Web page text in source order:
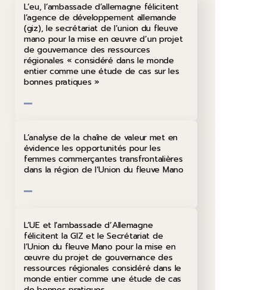
L’eu, l’ambassade d’allemagne félicitent
l’agence de développement allemande
(giz), le secrétariat de l’union du fleuve
mano pour la mise en œuvre d’un projet
de gouvernance des ressources
régionales « considéré dans le monde
entier comme une étude de cas sur les
bonnes pratiques »
L’analyse de la chaîne de valeur met en
évidence les opportunités pour les
femmes commerçantes transfrontalières
dans la région de l’Union du fleuve Mano
L’UE et l’ambassade d’Allemagne
félicitent la GIZ et le Secrétariat de
l’Union du fleuve Mano pour la mise en
œuvre du projet de gouvernance des
ressources régionales considéré dans le
monde entier comme une étude de cas